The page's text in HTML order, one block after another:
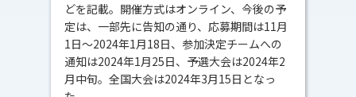
どを記載。開催方式はオンライン、今後の予
定は、一部先に告知の通り、応募期間は11月
1日～2024年1月18日、参加決定チームへの
通知は2024年1月25日、予選大会は2024年2
月中旬。全国大会は2024年3月15日となっ